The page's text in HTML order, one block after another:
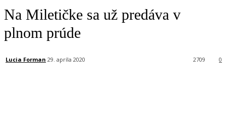
Na Miletičke sa už predáva v
plnom prúde
Lucia Forman 29. apríla 2020 0
2709